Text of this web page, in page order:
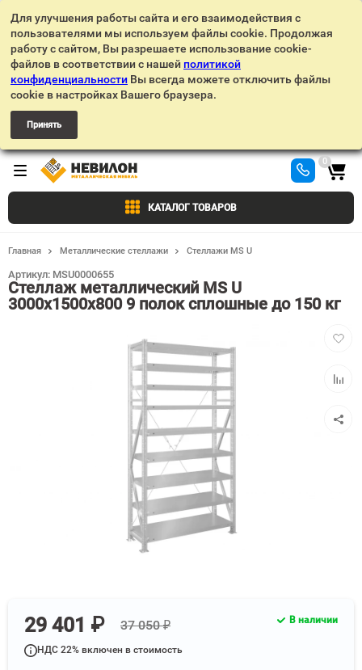
Для улучшения работы сайта и его взаимодействия с
пользователями мы используем файлы cookie. Продолжая
работу с сайтом, Вы разрешаете использование cookie-
файлов в соответствии с нашей политикой
конфиденциальности Вы всегда можете отключить файлы
cookie в настройках Вашего браузера.
Принять
КАТАЛОГ ТОВАРОВ
0
Главная Металлические стеллажи Стеллажи MS U
Стеллаж металлический MS U
3000х1500х800 9 полок сплошные до 150 кг
Артикул: MSU0000655
29 401 ₽ 37 050 ₽
НДС 22% включен в стоимость
В наличии